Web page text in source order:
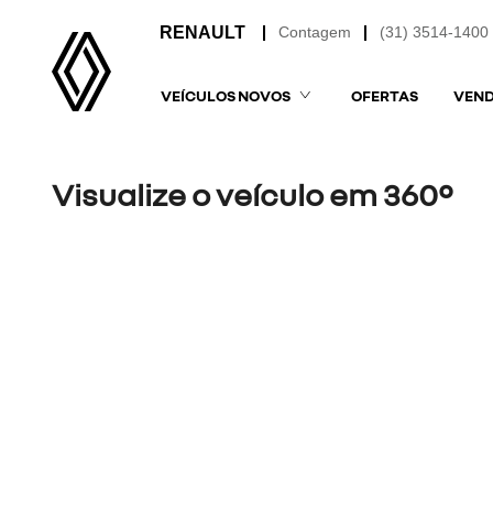
(31) 3514-1400
Contagem
VEÍCULOS NOVOS OFERTAS
Visualize o veículo em 360°